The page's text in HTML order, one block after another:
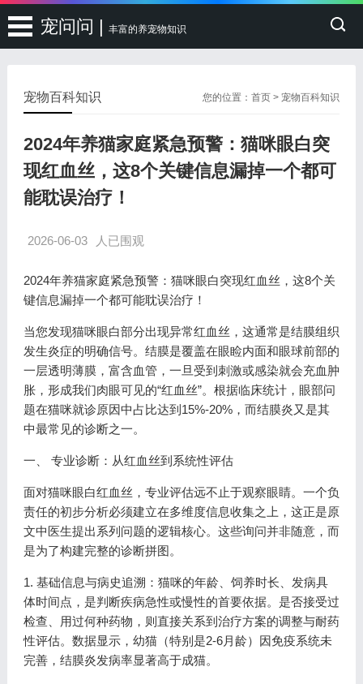
宠问问 | 丰富的养宠物知识
您的位置：首页 >宠物百科知识
宠物百科知识
2024年养猫家庭紧急预警：猫咪眼白突
现红血丝，这8个关键信息漏掉一个都可
能耽误治疗！
2026-06-03 人已围观
2024年养猫家庭紧急预警：猫咪眼白突现红血丝，这8个关
键信息漏掉一个都可能耽误治疗！
当您发现猫咪眼白部分出现异常红血丝，这通常是结膜组织
发生炎症的明确信号。结膜是覆盖在眼睑内面和眼球前部的
一层透明薄膜，富含血管，一旦受到刺激或感染就会充血肿
胀，形成我们肉眼可见的“红血丝”。根据临床统计，眼部问
题在猫咪就诊原因中占比达到15%-20%，而结膜炎又是其
中最常见的诊断之一。
一、 专业诊断：从红血丝到系统性评估
面对猫咪眼白红血丝，专业评估远不止于观察眼睛。一个负
责任的初步分析必须建立在多维度信息收集之上，这正是原
文中医生提出系列问题的逻辑核心。这些询问并非随意，而
是为了构建完整的诊断拼图。
1. 基础信息与病史追溯：猫咪的年龄、饲养时长、发病具
体时间点，是判断疾病急性或慢性的首要依据。是否接受过
检查、用过何种药物，则直接关系到治疗方案的调整与耐药
性评估。数据显示，幼猫（特别是2-6月龄）因免疫系统未
完善，结膜炎发病率显著高于成猫。